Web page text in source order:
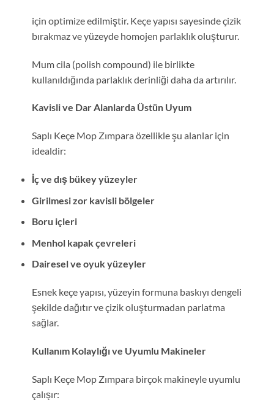
için optimize edilmiştir. Keçe yapısı sayesinde çizik
bırakmaz ve yüzeyde homojen parlaklık oluşturur.
Mum cila (polish compound) ile birlikte
kullanıldığında parlaklık derinliği daha da artırılır.
Kavisli ve Dar Alanlarda Üstün Uyum
Saplı Keçe Mop Zımpara özellikle şu alanlar için
idealdir:
İç ve dış bükey yüzeyler
Girilmesi zor kavisli bölgeler
Boru içleri
Menhol kapak çevreleri
Dairesel ve oyuk yüzeyler
Esnek keçe yapısı, yüzeyin formuna baskıyı dengeli
şekilde dağıtır ve çizik oluşturmadan parlatma
sağlar.
Kullanım Kolaylığı ve Uyumlu Makineler
Saplı Keçe Mop Zımpara birçok makineyle uyumlu
çalışır: